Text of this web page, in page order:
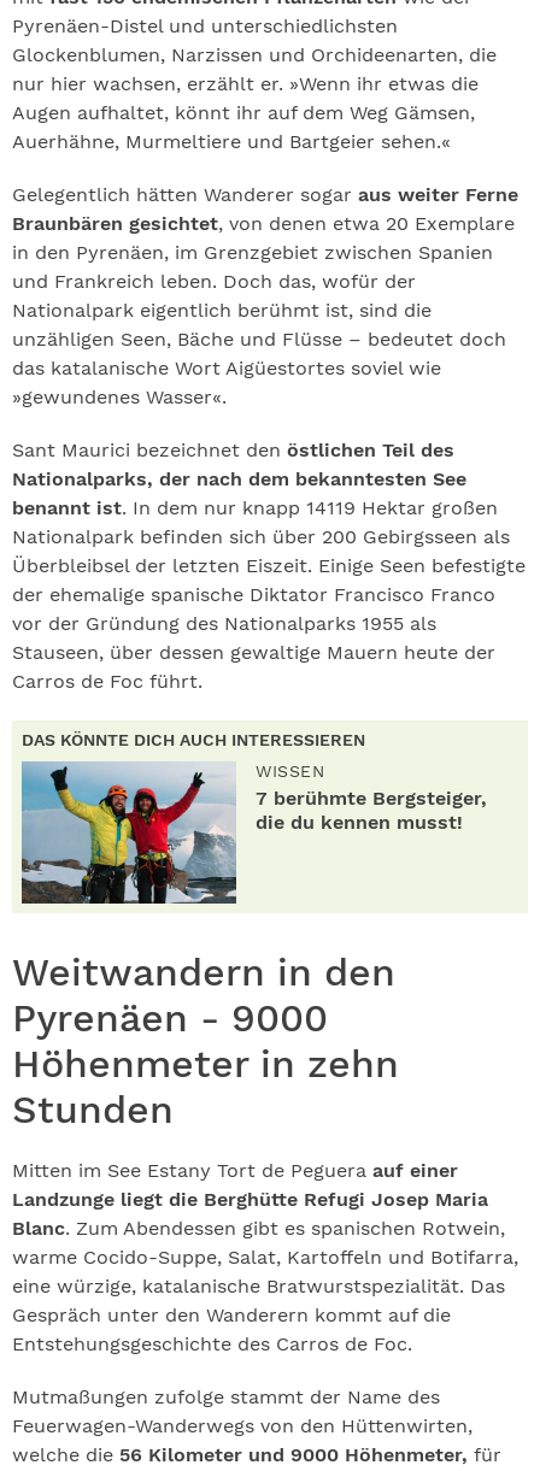
Pyrenäen-Distel und unterschiedlichsten
Glockenblumen, Narzissen und Orchideenarten, die
nur hier wachsen, erzählt er. »Wenn ihr etwas die
Augen aufhaltet, könnt ihr auf dem Weg Gämsen,
Auerhähne, Murmeltiere und Bartgeier sehen.«
Gelegentlich hätten Wanderer sogar aus weiter Ferne
Braunbären gesichtet, von denen etwa 20 Exemplare
in den Pyrenäen, im Grenzgebiet zwischen Spanien
und Frankreich leben. Doch das, wofür der
Nationalpark eigentlich berühmt ist, sind die
unzähligen Seen, Bäche und Flüsse – bedeutet doch
das katalanische Wort Aigüestortes soviel wie
»gewundenes Wasser«.
Sant Maurici bezeichnet den östlichen Teil des
Nationalparks, der nach dem bekanntesten See
benannt ist. In dem nur knapp 14119 Hektar großen
Nationalpark befinden sich über 200 Gebirgsseen als
Überbleibsel der letzten Eiszeit. Einige Seen befestigte
der ehemalige spanische Diktator Francisco Franco
vor der Gründung des Nationalparks 1955 als
Stauseen, über dessen gewaltige Mauern heute der
Carros de Foc führt.
DAS KÖNNTE DICH AUCH INTERESSIEREN
WISSEN
7 berühmte Bergsteiger,
die du kennen musst!
Weitwandern in den
Pyrenäen - 9000
Höhenmeter in zehn
Stunden
Mitten im See Estany Tort de Peguera auf einer
Landzunge liegt die Berghütte Refugi Josep Maria
Blanc. Zum Abendessen gibt es spanischen Rotwein,
warme Cocido-Suppe, Salat, Kartoffeln und Botifarra,
eine würzige, katalanische Bratwurstspezialität. Das
Gespräch unter den Wanderern kommt auf die
Entstehungsgeschichte des Carros de Foc.
Mutmaßungen zufolge stammt der Name des
Feuerwagen-Wanderwegs von den Hüttenwirten,
welche die 56 Kilometer und 9000 Höhenmeter, für